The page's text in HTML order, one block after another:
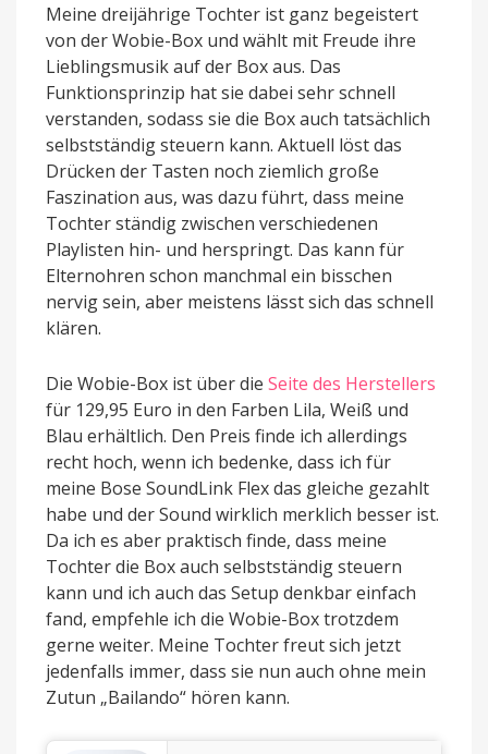
Meine dreijährige Tochter ist ganz begeistert
von der Wobie-Box und wählt mit Freude ihre
Lieblingsmusik auf der Box aus. Das
Funktionsprinzip hat sie dabei sehr schnell
verstanden, sodass sie die Box auch tatsächlich
selbstständig steuern kann. Aktuell löst das
Drücken der Tasten noch ziemlich große
Faszination aus, was dazu führt, dass meine
Tochter ständig zwischen verschiedenen
Playlisten hin- und herspringt. Das kann für
Elternohren schon manchmal ein bisschen
nervig sein, aber meistens lässt sich das schnell
klären.
Die Wobie-Box ist über die Seite des Herstellers
für 129,95 Euro in den Farben Lila, Weiß und
Blau erhältlich. Den Preis finde ich allerdings
recht hoch, wenn ich bedenke, dass ich für
meine Bose SoundLink Flex das gleiche gezahlt
habe und der Sound wirklich merklich besser ist.
Da ich es aber praktisch finde, dass meine
Tochter die Box auch selbstständig steuern
kann und ich auch das Setup denkbar einfach
fand, empfehle ich die Wobie-Box trotzdem
gerne weiter. Meine Tochter freut sich jetzt
jedenfalls immer, dass sie nun auch ohne mein
Zutun „Bailando“ hören kann.